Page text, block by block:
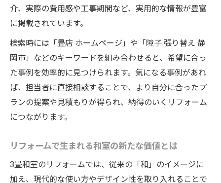
介、実際の費用感や工事期間など、実用的な情報が豊富
に掲載されています。
検索時には「畳店 ホームページ」や「障子 張り替え 静
岡市」などのキーワードを組み合わせると、希望に合っ
た事例を効率的に見つけられます。気になる事例があれ
ば、担当者に直接相談することで、より自分に合ったプ
ランの提案や見積もりが得られ、納得のいくリフォーム
につながります。
リフォームで生まれる和室の新たな価値とは
3畳和室のリフォームでは、従来の「和」のイメージに
加え、現代的な使い方やデザイン性を取り入れることで